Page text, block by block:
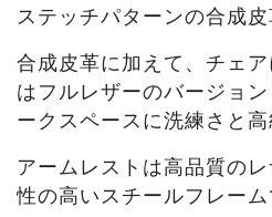
ステッチパターンの合成
合成皮革に加えて、チェ
はフルレザーのバージョ
ークスペースに洗練さと高
アームレストは高品質の
性の高いスチールフレーム